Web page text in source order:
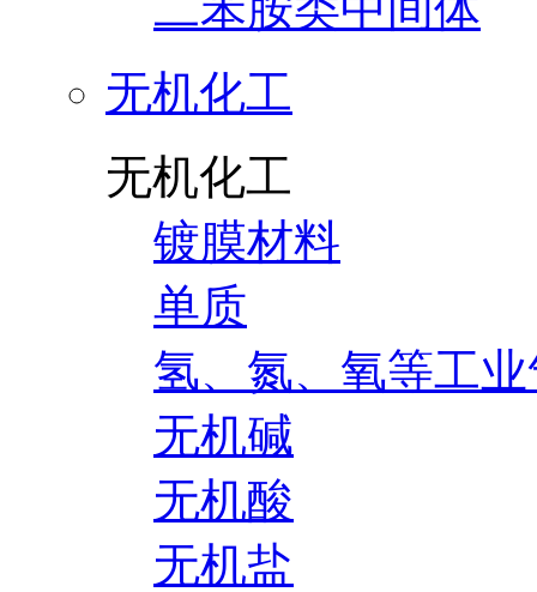
无机化工
无机化工
镀膜材料
单质
氢、氮、氧等工
无机碱
无机酸
无机盐